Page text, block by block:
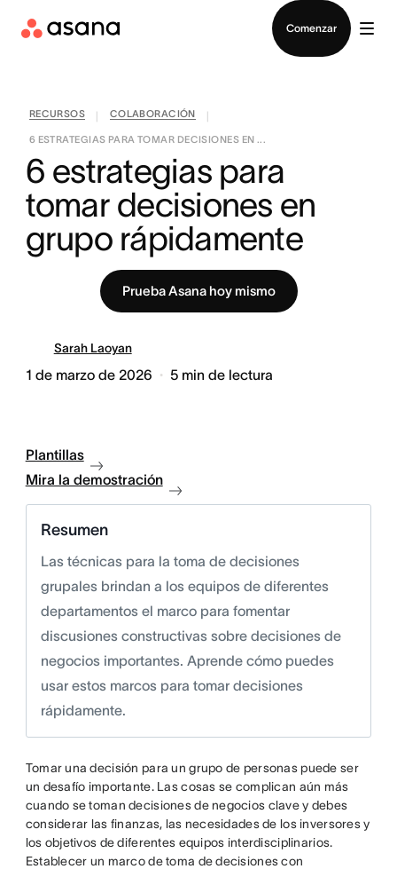
Comenzar
RECURSOS COLABORACIÓN
6 ESTRATEGIAS PARA TOMAR DECISIONES EN ...
6 estrategias para
tomar decisiones en
grupo rápidamente
Prueba Asana hoy mismo
Sarah Laoyan
1 de marzo de 2026 5 min de lectura
Plantillas
Mira la demostración
Resumen
Las técnicas para la toma de decisiones
grupales brindan a los equipos de diferentes
departamentos el marco para fomentar
discusiones constructivas sobre decisiones de
negocios importantes. Aprende cómo puedes
usar estos marcos para tomar decisiones
rápidamente.
Tomar una decisión para un grupo de personas puede ser
un desafío importante. Las cosas se complican aún más
cuando se toman decisiones de negocios clave y debes
considerar las finanzas, las necesidades de los inversores y
los objetivos de diferentes equipos interdisciplinarios.
Establecer un marco de toma de decisiones con